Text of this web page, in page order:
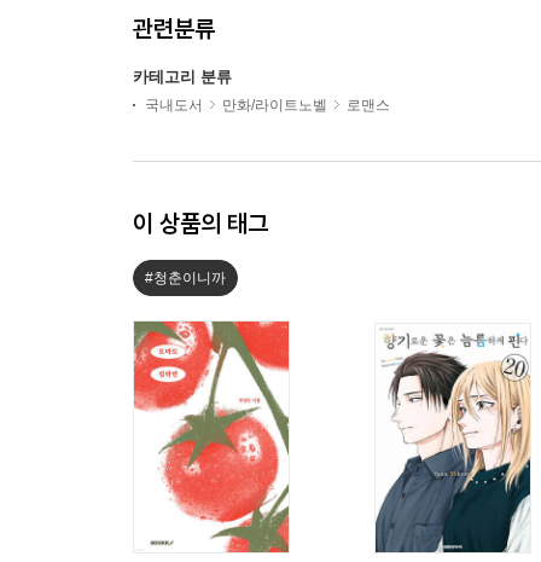
관련분류
카테고리 분류
국내도서 만화/라이트노벨 로맨스
이 상품의 태그
#청춘이니까